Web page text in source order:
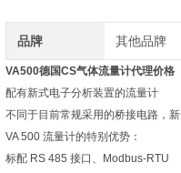
品牌 其他品牌
VA500德国CS气体流量计代理价格
配有新式电子分析装置的流量计
不同于目前常规采用的桥接电路，
VA 500 流量计的特别优势：
标配 RS 485 接口、Modbus-RTU